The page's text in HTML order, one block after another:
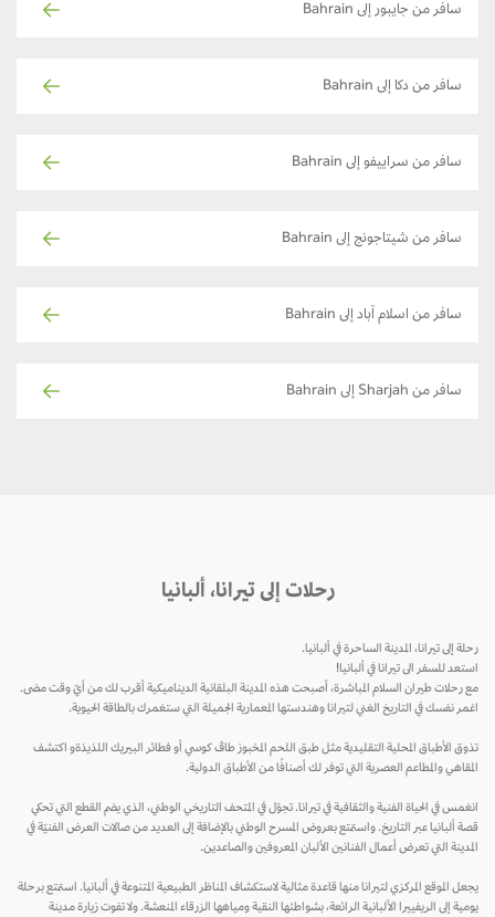
سافر من جايبور إلى Bahrain
سافر من دكا إلى Bahrain
سافر من سراييفو إلى Bahrain
سافر من شيتاجونج إلى Bahrain
سافر من اسلام آباد إلى Bahrain
سافر من Sharjah إلى Bahrain
رحلات إلى تيرانا، ألبانيا
رحلة إلى تيرانا، المدينة الساحرة في ألبانيا.
استعد للسفر الى تيرانا في ألبانيا!
مع رحلات طيران السلام المباشرة، أصبحت هذه المدينة البلقانية الديناميكية أقرب لك من أيّ وقت مضى.
اغمر نفسك في التاريخ الغني لتيرانا وهندستها المعمارية الجميلة التي ستغمرك بالطاقة الحيوية.
تذوق الأطباق المحلية التقليدية مثل طبق اللحم المخبوز طاڤ كوسي أو فطائر البيريك اللذيذةو اكتشف
المقاهي والمطاعم العصرية التي توفر لك أصنافًا من الأطباق الدولية.
انغمس في الحياة الفنية والثقافية في تيرانا. تجوّل في المتحف التاريخي الوطني، الذي يضم القطع التي تحكي
قصة ألبانيا عبر التاريخ. واستمتع بعروض المسرح الوطني بالإضافة إلى العديد من صالات العرض الفنيّة في
المدينة التي تعرض أعمال الفنانين الألبان المعروفين والصاعدين.
يجعل الموقع المركزي لتيرانا منها قاعدة مثالية لاستكشاف المناظر الطبيعية المتنوعة في ألبانيا. استمتع برحلة
يومية إلى الريفييرا الألبانية الرائعة، بشواطئها النقية ومياهها الزرقاء المنعشة. ولا تفوت زيارة مدينة